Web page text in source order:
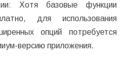
Хотя базовые функции
для использования
опций потребуется
версию приложения.